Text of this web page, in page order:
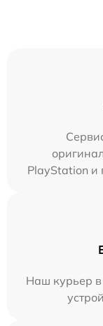
PlayStation и
Наш курьер в